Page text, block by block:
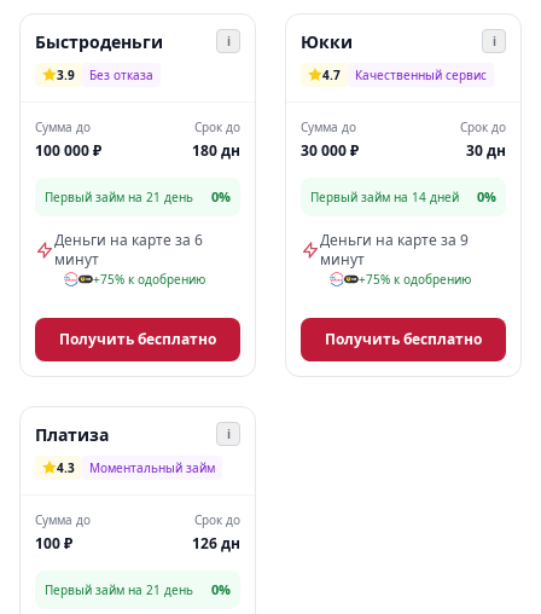
Быстроденьги
i
3.9
Без отказа
Сумма до
100 000 ₽
Срок до
180 дн
Первый займ на 21 день 0%
Деньги на карте за 6
минут
+75% к одобрению
Получить бесплатно
Юкки
i
4.7
Качественный сервис
Сумма до
30 000 ₽
Срок до
30 дн
Первый займ на 14 дней 0%
Деньги на карте за 9
минут
+75% к одобрению
Получить бесплатно
Платиза
i
4.3
Моментальный займ
Сумма до
100 ₽
Срок до
126 дн
Первый займ на 21 день 0%